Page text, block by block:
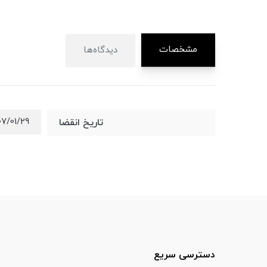
مشخصات دیدگاه‌ها
تاریخ انقضا 01/29
دسترسی سریع